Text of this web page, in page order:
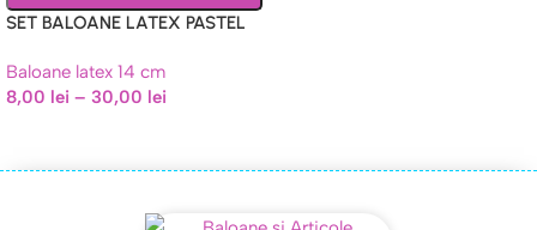
SET BALOANE LATEX PASTEL
Baloane latex 14 cm
8,00 lei – 30,00 lei